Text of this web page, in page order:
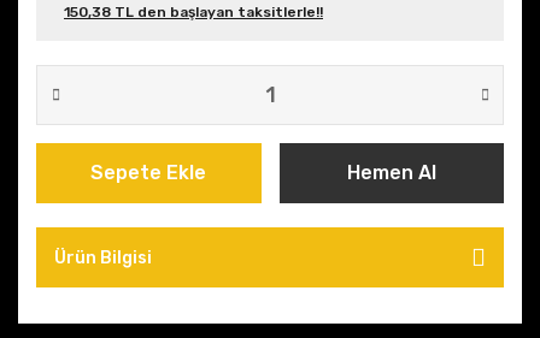
150,38 TL den başlayan taksitlerle!!
Sepete Ekle Hemen Al
Ürün Bilgisi